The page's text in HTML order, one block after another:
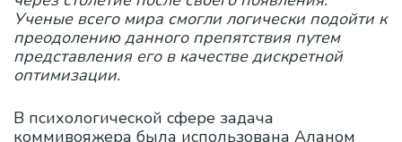
Ученые всего мира смогли логически подойти к
преодолению данного препятствия путем
представления его в качестве дискретной
оптимизации.
В психологической сфере задача
коммивояжера была использована Аланом